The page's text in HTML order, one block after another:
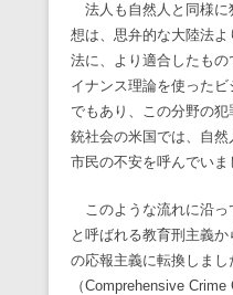
法人も自然人と同様
想は、思弁的な大陸法
法に、より適合したも
イナンス理論を使った
でもあり、この分野の犯
銃社会の米国では、自然
市民の不安を呼んでいま
このような流れに沿っ
と呼ばれる教育刑主義
の応報主義に転換しま
（Comprehensive